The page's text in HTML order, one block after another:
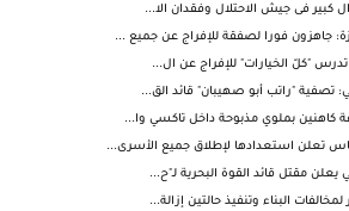
كبير فى جيش الاحتلال وفقدان الا...
جاهزون فورا لصفقة للإفراج عن جميع ...
تدرس "كلّ الخيارات" للإفراج عن ال...
تصفية "راتب أبو صهيبان" قائد الق...
كاهنين بملوي مذبوحة داخل تاكسي وا...
تعلن استعدادها لإطلاق جميع الأسرى...
يعلن مقتل قائد القوة البحرية لـ"ح...
البناء وتنفيذ حالتين إزالة...